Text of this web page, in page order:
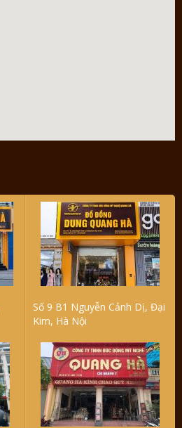
Số 9 B1 Nguyễn Cảnh Dị, Đại
Kim, Hà Nội